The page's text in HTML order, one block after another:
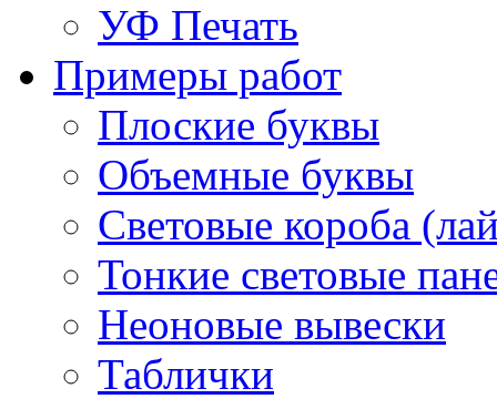
УФ Печать
Примеры работ
Плоские буквы
Объемные буквы
Световые короба
Тонкие световые
Неоновые вывески
Таблички